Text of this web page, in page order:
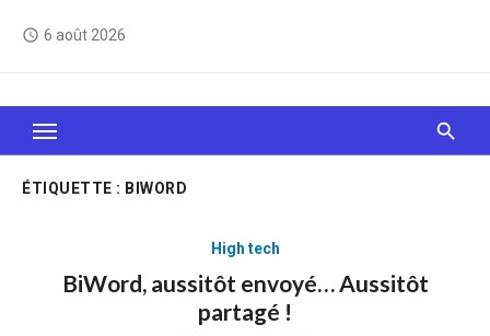
access_time 6 août 2026
Le Web, c'est comme une boîte de chocolats… On
sait jamais sur quoi on va tomber !
ÉTIQUETTE : BIWORD
High tech
BiWord, aussitôt envoyé… Aussitôt
partagé !